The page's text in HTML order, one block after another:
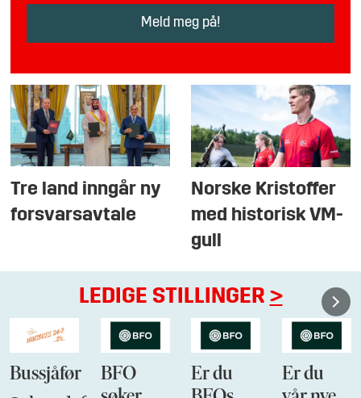
Tre land inngår ny
forsvarsavtale
Norske Kristoffer
med historisk VM-
gull
LEDIGE STILLINGER >
Bussjåfør
BFO
Er du
Er du